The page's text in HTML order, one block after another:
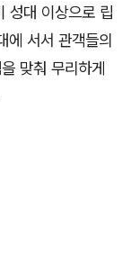
성대 이상으로 립
에 서서 관객들의
맞춰 무리하게